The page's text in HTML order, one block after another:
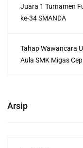
Juara 1 Turnamen
ke-34 SMANDA
Tahap Wawancara
Aula SMK Migas
Arsip